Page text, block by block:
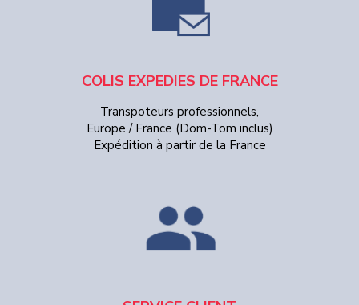
COLIS EXPEDIES DE FRANCE
Transpoteurs professionnels,
Europe / France (Dom-Tom inclus)
Expédition à partir de la France